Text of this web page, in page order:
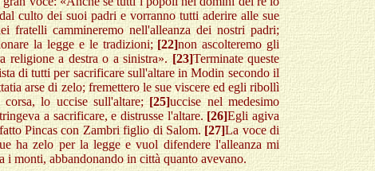
culto dei suoi padri e vorranno tutti aderire alle sue
cammineremo nell'alleanza dei nostri padri;
la legge e le tradizioni; [22]non ascolteremo gli
religione a destra o a sinistra».[23]Terminate queste
di tutti per sacrificare sull'altare in Modin secondo il
arse di zelo; fremettero le sue viscere ed egli ribollì
lo uccise sull'altare; [25]uccise nel medesimo
a sacrificare, e distrusse l'altare.[26]Egli agiva
Pincas con Zambri figlio di Salom.[27]La voce di
ha zelo per la legge e vuol difendere l'alleanza mi
monti, abbandonando in città quanto avevano.